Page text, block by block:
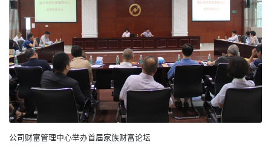
公司财富管理中心举办首届家族财富论坛